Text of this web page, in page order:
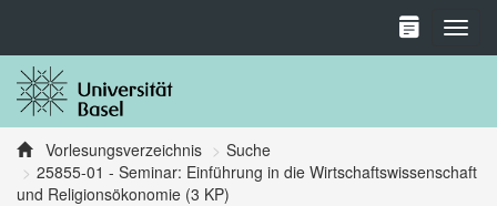
Vorlesungsverzeichnis
Suche
25855-01 - Seminar: Einführung in die Wirtschaftswissenschaft
und Religionsökonomie (3 KP)